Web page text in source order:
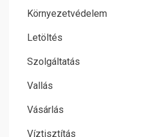
Környezetvédelem
Letöltés
Szolgáltatás
Vallás
Vásárlás
Víztisztítás